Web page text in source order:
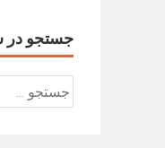
جستجو در
برای: